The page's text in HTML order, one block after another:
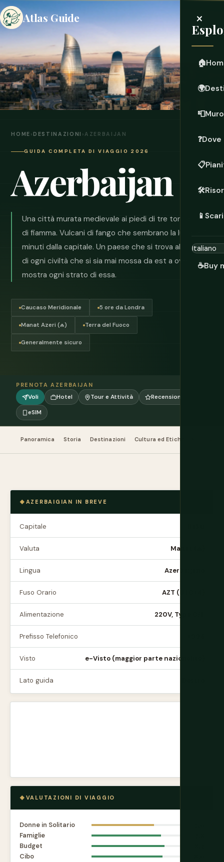
Atlas Guide ×
🏠
🌍
📮
❓Dove
📋
🛠️
📱
☕Buy
HOME ›DESTINAZIONI ›AZERBAIJAN
GUIDA COMPLETA DI VIAGGIO 2026
Azerbaijan
Una città murata medievale ai piedi di tre torri a forma
di fiamma. Vulcani di fango che sembrano la luna, a 40
minuti dalla capitale. Un paese che si trova al crocevia
di ogni civiltà che si sia mai mossa da est a ovest, e
mostra ogni strato di essa.
Caucaso Meridionale 5 ore da Londra
Manat Azeri (₼) Terra del Fuoco
Generalmente sicuro
PRENOTA AZERBAIJAN
Voli Hotel Tour e Attività
Recensioni
eSIM
Panoramica Storia Destinazioni Cultura ed Etichetta
AZERBAIGIAN IN BREVE
Capitale
Valuta Manat (₼)
Lingua Azerbaijano
Fuso Orario AZT (UTC+4)
Alimentazione 220V, Type C/F
Prefisso Telefonico
Visto e-Visto (maggior parte nazionalità)
Lato guida
VALUTAZIONI DI VIAGGIO
Donne in Solitario
Famiglie
Budget
Cibo